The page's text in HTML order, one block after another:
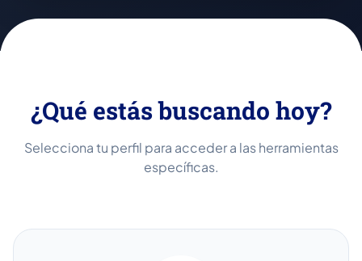
¿Qué estás buscando hoy?
Selecciona tu perfil para acceder a las herramientas
específicas.